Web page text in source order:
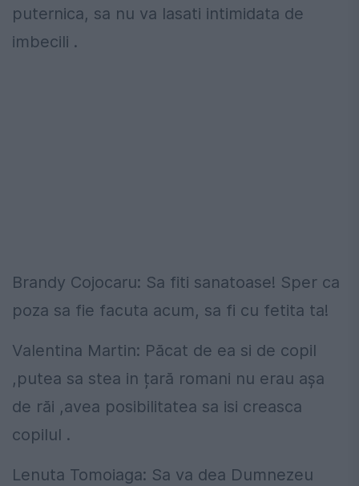
puternica, sa nu va lasati intimidata de
imbecili .
Brandy Cojocaru: Sa fiti sanatoase! Sper ca
poza sa fie facuta acum, sa fi cu fetita ta!
Valentina Martin: Păcat de ea si de copil
,putea sa stea in țară romani nu erau așa
de răi ,avea posibilitatea sa isi creasca
copilul .
Lenuta Tomoiaga: Sa va dea Dumnezeu